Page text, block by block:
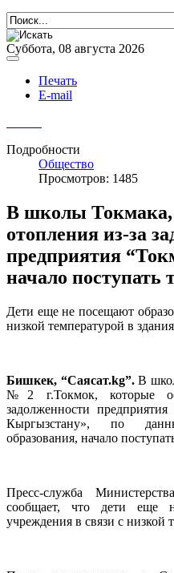
Суббота, 08 августа 2026
Печать
E-mail
Подробности
Общество
Просмотров: 1485
В школы Токмака,
отопления из-за
предприятия
начало поступать
Дети еще не посещают
низкой температурой в
Бишкек, “Саясат.kg”.В
№2 г.Токмок, которые
задолженности
Кыргызстану», по
образования, начало
Пресс-служба
сообщает, что дети еще
учреждения в связи с низкой